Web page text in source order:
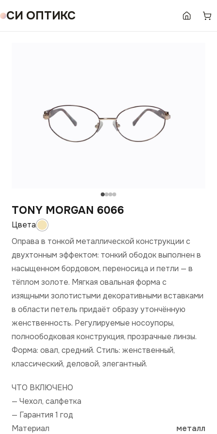
СИ ОПТИКС
TONY MORGAN 6066
Оправа в тонкой металлической конструкции с
двухтонным эффектом: тонкий ободок выполнен в
насыщенном бордовом, переносица и петли — в
тёплом золоте. Мягкая овальная форма с
изящными золотистыми декоративными вставками
в области петель придаёт образу утончённую
женственность. Регулируемые носоупоры,
полноободковая конструкция, прозрачные линзы.
Форма: овал, средний. Стиль: женственный,
классический, деловой, элегантный.
ЧТО ВКЛЮЧЕНО
— Чехол, салфетка
— Гарантия 1 год
Материал
металл